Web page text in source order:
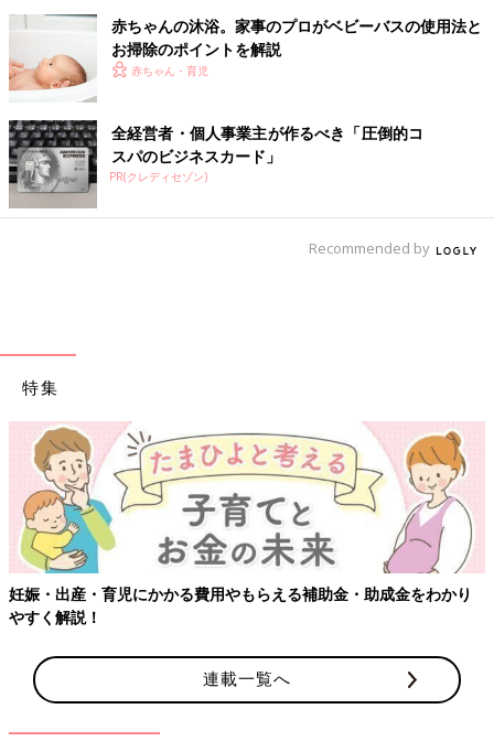
赤ちゃんの沐浴。家事のプロがベビーバスの使用法と
お掃除のポイントを解説
赤ちゃん・育児
全経営者・個人事業主が作るべき「圧倒的コ
スパのビジネスカード」
PR(クレディセゾン)
Recommended by
特集
妊娠・出産・育児にかかる費用やもらえる補助金・助成金をわかり
やすく解説！
連載一覧へ